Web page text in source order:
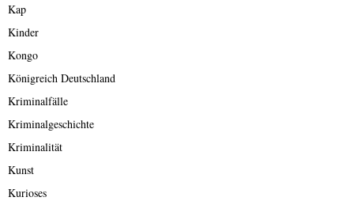
Kap
Kinder
Kongo
Königreich Deutschland
Kriminalfälle
Kriminalgeschichte
Kriminalität
Kunst
Kurioses